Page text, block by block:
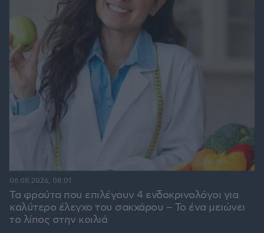
Τα φρούτα που επιλέγουν 4 ενδοκρινολόγοι για
καλύτερο έλεγχο του σακχάρου – Το ένα μειώνει
το λίπος στην κοιλιά
06.08.2026, 08:01